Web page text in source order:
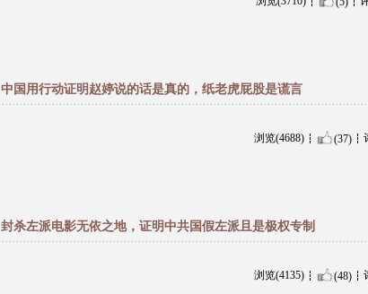
中国用行动证明赵婷说的话是真的，纸老虎屁股是谎言
浏览(4688) (37)
封杀左派电影无依之地，证明中共国假左派且是极权专制
浏览(4135) (48)